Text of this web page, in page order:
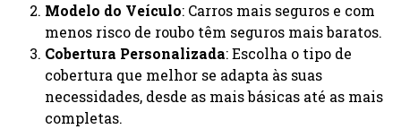
Modelo do Veículo: Carros mais seguros e com
menos risco de roubo têm seguros mais baratos.
Cobertura Personalizada: Escolha o tipo de
cobertura que melhor se adapta às suas
necessidades, desde as mais básicas até as mais
completas.